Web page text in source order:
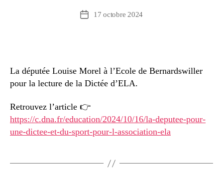
17 octobre 2024
La députée Louise Morel à l’Ecole de Bernardswiller
pour la lecture de la Dictée d’ELA.
Retrouvez l’article 👉
https://c.dna.fr/education/2024/10/16/la-deputee-pour-
une-dictee-et-du-sport-pour-l-association-ela